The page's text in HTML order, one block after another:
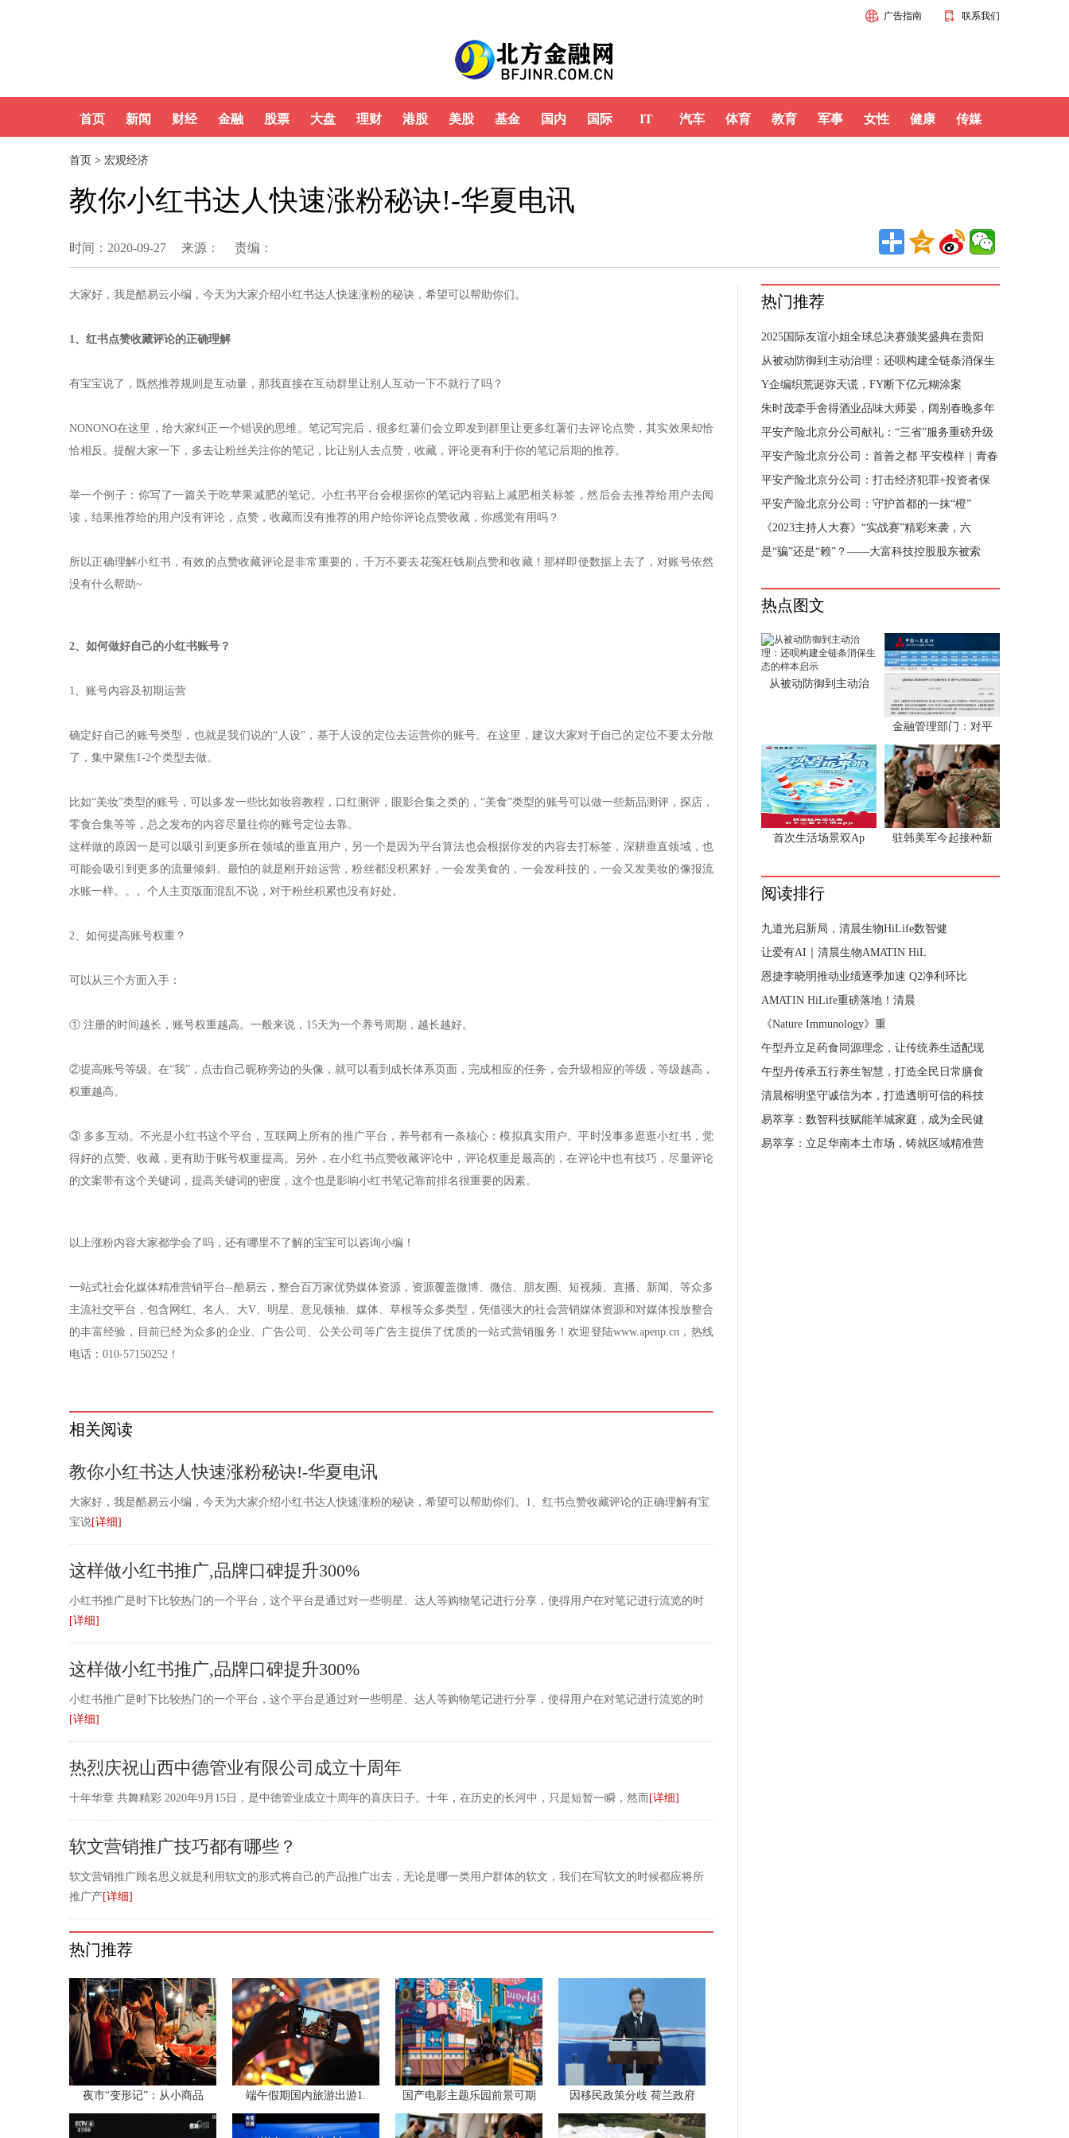
联系我们
广告指南
首页 新闻 财经 金融 股票 大盘 理财 港股 美股 基金 国内 国际 IT 汽车 体育 教育 军事 女性 健康 传媒
首页 > 宏观经济
教你小红书达人快速涨粉秘诀!-华夏电讯
时间：2020-09-27 来源： 责编：
大家好，我是酷易云小编，今天为大家介绍小红书达人快速涨粉的秘诀，希望可以帮助你们。
1、红书点赞收藏评论的正确理解
有宝宝说了，既然推荐规则是互动量，那我直接在互动群里让别人互动一下不就行了吗？
NONONO在这里，给大家纠正一个错误的思维。笔记写完后，很多红薯们会立即发到群里让更多红薯们去评论点赞，其实效果却恰
恰相反。提醒大家一下，多去让粉丝关注你的笔记，比让别人去点赞，收藏，评论更有利于你的笔记后期的推荐。
举一个例子：你写了一篇关于吃苹果减肥的笔记。小红书平台会根据你的笔记内容贴上减肥相关标签，然后会去推荐给用户去阅
读，结果推荐给的用户没有评论，点赞，收藏而没有推荐的用户给你评论点赞收藏，你感觉有用吗？
所以正确理解小红书，有效的点赞收藏评论是非常重要的，千万不要去花冤枉钱刷点赞和收藏！那样即使数据上去了，对账号依然
没有什么帮助~
2、如何做好自己的小红书账号？
1、账号内容及初期运营
确定好自己的账号类型，也就是我们说的“人设”，基于人设的定位去运营你的账号。在这里，建议大家对于自己的定位不要太分散
了，集中聚焦1-2个类型去做。
比如“美妆”类型的账号，可以多发一些比如妆容教程，口红测评，眼影合集之类的，“美食”类型的账号可以做一些新品测评，探店，
零食合集等等，总之发布的内容尽量往你的账号定位去靠。
这样做的原因一是可以吸引到更多所在领域的垂直用户，另一个是因为平台算法也会根据你发的内容去打标签，深耕垂直领域，也
可能会吸引到更多的流量倾斜。最怕的就是刚开始运营，粉丝都没积累好，一会发美食的，一会发科技的，一会又发美妆的像报流
水账一样。。。个人主页版面混乱不说，对于粉丝积累也没有好处。
2、如何提高账号权重？
可以从三个方面入手：
① 注册的时间越长，账号权重越高。一般来说，15天为一个养号周期，越长越好。
②提高账号等级。在“我”，点击自己昵称旁边的头像，就可以看到成长体系页面，完成相应的任务，会升级相应的等级，等级越高，
权重越高。
③ 多多互动。不光是小红书这个平台，互联网上所有的推广平台，养号都有一条核心：模拟真实用户。平时没事多逛逛小红书，觉
得好的点赞、收藏，更有助于账号权重提高。另外，在小红书点赞收藏评论中，评论权重是最高的，在评论中也有技巧，尽量评论
的文案带有这个关键词，提高关键词的密度，这个也是影响小红书笔记靠前排名很重要的因素。
以上涨粉内容大家都学会了吗，还有哪里不了解的宝宝可以咨询小编！
一站式社会化媒体精准营销平台--酷易云，整合百万家优势媒体资源，资源覆盖微博、微信、朋友圈、短视频、直播、新闻、等众多
主流社交平台，包含网红、名人、大V、明星、意见领袖、媒体、草根等众多类型，凭借强大的社会营销媒体资源和对媒体投放整合
的丰富经验，目前已经为众多的企业、广告公司、公关公司等广告主提供了优质的一站式营销服务！欢迎登陆www.apenp.cn，热线
电话：010-57150252！
相关阅读
教你小红书达人快速涨粉秘诀!-华夏电讯
大家好，我是酷易云小编，今天为大家介绍小红书达人快速涨粉的秘诀，希望可以帮助你们。1、红书点赞收藏评论的正确理解有宝
宝说[详细]
这样做小红书推广,品牌口碑提升300%
小红书推广是时下比较热门的一个平台，这个平台是通过对一些明星、达人等购物笔记进行分享，使得用户在对笔记进行流览的时
[详细]
这样做小红书推广,品牌口碑提升300%
小红书推广是时下比较热门的一个平台，这个平台是通过对一些明星、达人等购物笔记进行分享，使得用户在对笔记进行流览的时
[详细]
热烈庆祝山西中德管业有限公司成立十周年
十年华章 共舞精彩 2020年9月15日，是中德管业成立十周年的喜庆日子。十年，在历史的长河中，只是短暂一瞬，然而 [详细]
软文营销推广技巧都有哪些？
软文营销推广顾名思义就是利用软文的形式将自己的产品推广出去，无论是哪一类用户群体的软文，我们在写软文的时候都应将所
推广产[详细]
热门推荐
夜市“变形记”：从小商品 端午假期国内旅游出游1. 国产电影主题乐园前景可期 因移民政策分歧 荷兰政府
热门推荐
2025国际友谊小姐全球总决赛颁奖盛典在贵阳
从被动防御到主动治理：还呗构建全链条消保生
态
Y企编织荒诞弥天谎，FY断下亿元糊涂案
朱时茂牵手舍得酒业品味大师晏，阔别春晚多年
以
平安产险北京分公司献礼：“三省”服务重磅升级
平安产险北京分公司：首善之都 平安模样｜青春
平安产险北京分公司：打击经济犯罪+投资者保
护
平安产险北京分公司：守护首都的一抹“橙”
《2023主持人大赛》“实战赛”精彩来袭，六
是“骗”还是“赖”？——大富科技控股股东被索
热点图文
从被动防御到主动治
金融管理部门：对平
首次生活场景双Ap 驻韩美军今起接种新
阅读排行
九道光启新局，清晨生物HiLife数智健
让爱有AI｜清晨生物AMATIN HiL
恩捷李晓明推动业绩逐季加速 Q2净利环比
AMATIN HiLife重磅落地！清晨
《Nature Immunology》重
午型丹立足药食同源理念，让传统养生适配现
午型丹传承五行养生智慧，打造全民日常膳食
清晨榕明坚守诚信为本，打造透明可信的科技
易萃享：数智科技赋能羊城家庭，成为全民健
易萃享：立足华南本土市场，铸就区域精准营